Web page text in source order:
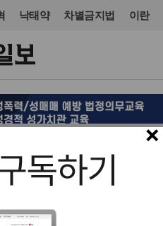
낙태약 차별금지법 이란
×